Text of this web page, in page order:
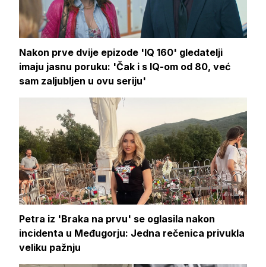
Nakon prve dvije epizode 'IQ 160' gledatelji
imaju jasnu poruku: 'Čak i s IQ-om od 80, već
sam zaljubljen u ovu seriju'
Petra iz 'Braka na prvu' se oglasila nakon
incidenta u Međugorju: Jedna rečenica privukla
veliku pažnju